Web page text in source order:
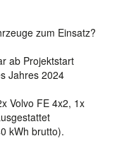
zum Einsatz?
ab Projektstart
Jahres 2024
Volvo FE 4x2, 1x
kWh brutto).